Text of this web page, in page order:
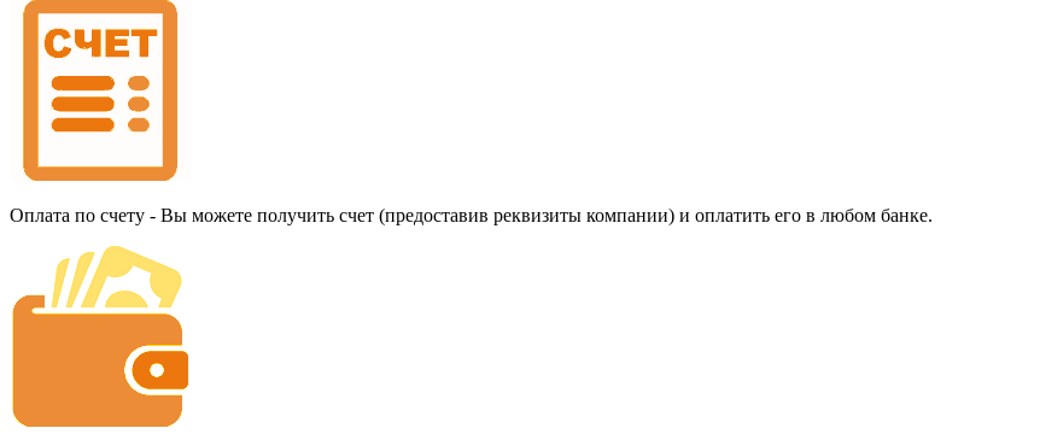
Оплата по счету - Вы можете получить счет (предоставив реквизиты компании) и оплатить его в любом банке.